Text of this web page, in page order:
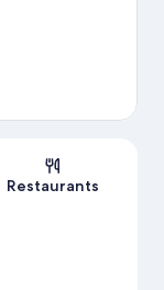
Restaurants